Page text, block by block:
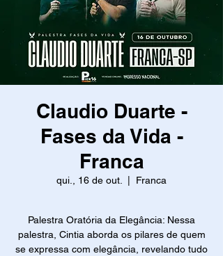
Claudio Duarte -
Fases da Vida -
Franca
qui., 16 de out. Franca
Palestra Oratória da Elegância: Nessa
palestra, Cintia aborda os pilares de quem
se expressa com elegância, revelando tudo